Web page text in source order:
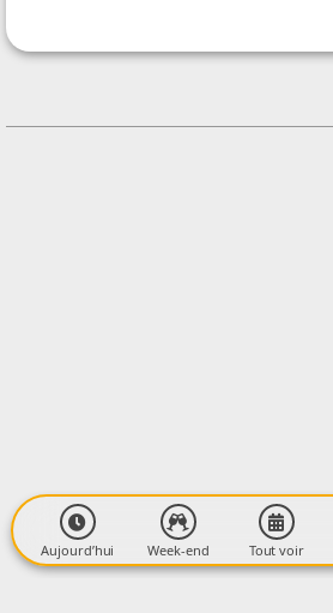
CONTACT
Contacter l'organisateur
Aujourd’hui Week-end Tout voir